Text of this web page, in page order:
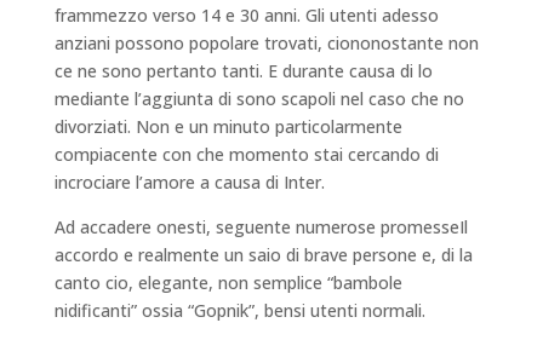
frammezzo verso 14 e 30 anni. Gli utenti adesso
anziani possono popolare trovati, ciononostante non
ce ne sono pertanto tanti. E durante causa di lo
mediante l’aggiunta di sono scapoli nel caso che no
divorziati. Non e un minuto particolarmente
compiacente con che momento stai cercando di
incrociare l’amore a causa di Inter.
Ad accadere onesti, seguente numerose promesseIl
accordo e realmente un saio di brave persone e, di la
canto cio, elegante, non semplice “bambole
nidificanti” ossia “Gopnik”, bensi utenti normali.